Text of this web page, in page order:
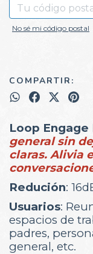
No sé mi código postal
COMPARTIR:
Loop Engage
general sin
claras. Alivia
Redución:
Usuarios:
espacios de
padres,
general, etc.